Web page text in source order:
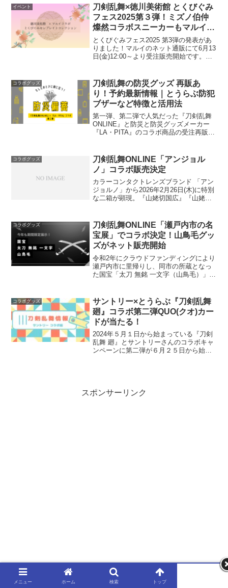
で。お届け予定は4月頃より順...
イベント
刀剣乱舞×徳川美術館 とくびぐみ
フェス2025第３弾！ミズノ伯仲
燦然コラボスニーカーもマルイで
受注販売
とくびぐみフェス2025 第3弾の発表があ
りました！マルイのネット通販にて6月13
日(金)12:00～より受注販売開始です。
12:012:00受注開始📍「時を刻む名刀」は
こ...
コラボグッズ
刀剣乱舞の防災グッズ 再販あ
り！予約最新情報｜とうらぶ防犯
ブザーなど特徴と活用法
第一弾、第二弾で人気だった『刀剣乱舞
ONLINE』と防災と防災グッズメーカー
『LA・PITA』のコラボ商品の受注再販が
は2025年 10月3日(金)～10月19日...
コラボグッズ
刀剣乱舞ONLINE「アンジョル
ノ」コラボ販売決定
カラーコンタクトレンズブランド 「アン
ジョルノ」から2026年2月26日(木)に特別
な二箱が顕現。『山姥切国広』『山姥切
始。Amazon・山姥切国広・山姥切長義楽
天...
コラボグッズ
刀剣乱舞ONLINE「瀬戸内市の名
宝展」でコラボ決定！山鳥毛グッ
ズがネット販売開始
令和2年にクラウドファンディングにより
瀬戸内市に里帰りし、同市の所蔵となっ
た国宝「太刀 無銘 一文字（山鳥毛）」が
毛)」特別展の概要展示予定と開催日時の
詳細鎌倉...
コラボグッズ
サントリー×とうらぶ『刀剣乱舞
廻』コラボ第二弾QUO(クオ)カー
ドが当たる！
2024年５月１日から始まっている『刀剣
乱舞 廻』とサントリーさんのコラボキャ
ンペーンに第二弾が６月２５日から始ま
スポンサーリンク
メニュー ホーム 検索 トップ